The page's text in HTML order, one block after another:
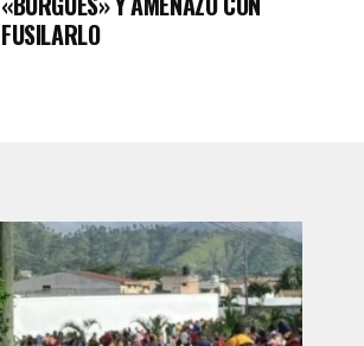
FUSILARLO